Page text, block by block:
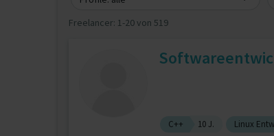
Freelancer: 1-20 von 519
C++ 10 J. Linux